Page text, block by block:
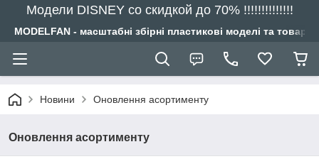
Модели DISNEY со скидкой до 70% !!!!!!!!!!!!!!
MODELFAN - масштабні збірні пластикові моделі та
Новини Оновлення асортименту
Оновлення асортименту